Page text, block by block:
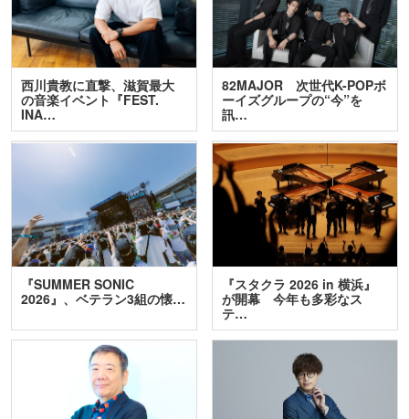
西川貴教に直撃、滋賀最大
の音楽イベント『FEST.
INA…
82MAJOR 次世代K-POPボ
ーイズグループの“今”を
訊…
『SUMMER SONIC
2026』、ベテラン3組の懐…
『スタクラ 2026 in 横浜』
が開幕 今年も多彩なス
テ…